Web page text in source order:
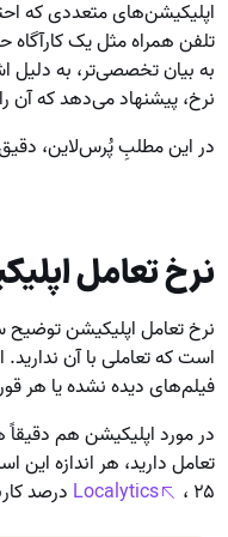
اپلیکیشن‌های متعددی که
تلفن همراه مثل یک کارآگاه
به بیان تخصصی‌تر، به
نرخ، پیشنهاد می‌دهد که آن
در این مطلبِ پُرس‌لاین،
نرخ تعامل
نرخ تعامل اپلیکیشن توضیح
است که تعاملی با آن
فیلم‌های دیده نشده یا هر
در مورد اپلیکیشن هم دقیقاً
تعامل دارید، هر اندازه
Localytics
، ۲۵ درصد کاربران تنها پس از یک‌بار باز کردن یک اپلیکیشن، آن را حذف می‌کنند.